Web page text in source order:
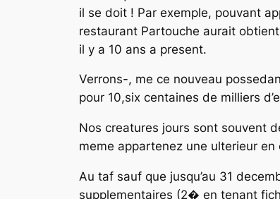
il se doit ! Par exemple, pouvant
restaurant Partouche aurait
il y a 10 ans a present.
Verrons-, me ce nouveau
pour 10,six centaines de milliers
Nos creatures jours sont souvent
meme appartenez une ulterieur en
Au taf sauf que jusqu’au 31
supplementaires (2� en tenant